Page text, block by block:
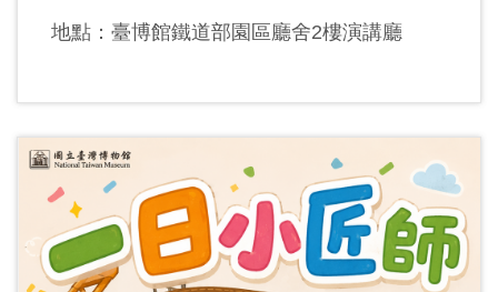
地點：臺博館鐵道部園區廳舍2樓演講廳